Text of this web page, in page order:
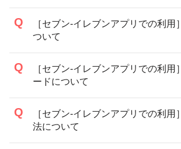
［セブン-イレブンアプリでの利用
ついて
［セブン-イレブンアプリでの利用
ードについて
［セブン-イレブンアプリでの利用
法について